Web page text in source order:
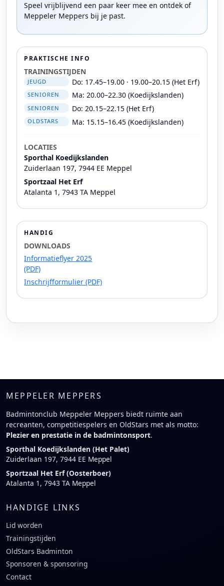
Speel vrijblijvend een paar keer mee en ontdek of
Meppeler Meppers bij je past.
PRAKTISCHE INFO
TRAININGSTIJDEN
JEUGD Do: 17.45–19.00 · 19.00–20.15 (Het Erf)
SENIOREN Ma: 20.00–22.30 (Koedijkslanden)
SENIOREN Do: 20.15–22.15 (Het Erf)
OLDSTARS Ma: 15.15–16.45 (Koedijkslanden)
LOCATIES
Sporthal Koedijkslanden
Zuiderlaan 197, 7944 EE Meppel
Sportzaal Het Erf
Atalanta 1, 7943 TA Meppel
HANDIG
DOWNLOADS
Informatieflyer 2025
(PDF)
Inschrijfformulier (PDF)
MEPPELER MEPPERS
Badmintonclub Meppeler Meppers biedt ruimte aan
recreanten, competitiespelers en OldStars met als motto:
Plezier en prestatie in de badmintonsport.
Sporthal Koedijkslanden (Het Palet)
Zuiderlaan 197, 7944 EE Meppel
Sportzaal Het Erf (Oosterboer)
Atalanta 1, 7943 TA Meppel
HANDIGE LINKS
Lid worden
Trainingstijden
OldStars Badminton
Sponsoren & sponsoring
Contact